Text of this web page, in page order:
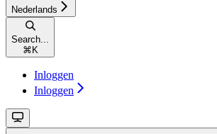
Nederlands
Search...
⌘ K
Inloggen
Inloggen